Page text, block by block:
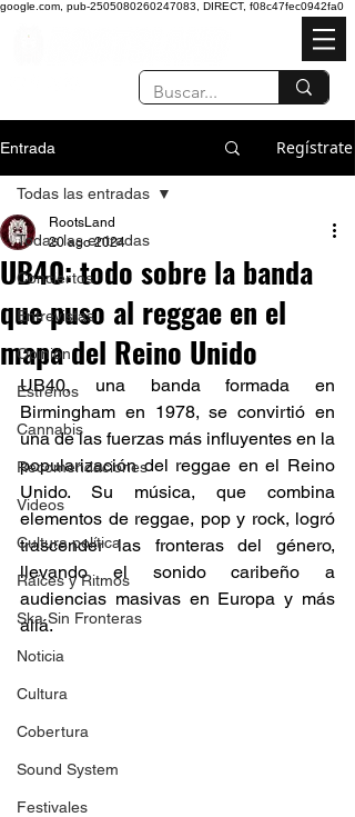
google.com, pub-2505080260247083, DIRECT, f08c47fec0942fa0
Entrada Regístrate
Todas las entradas
Conciertos
Entrevistas
Opinión
Estrenos
Cannabis
Recomendaciones
Videos
Cultura política
Raíces y Ritmos
Ska Sin Fronteras
Noticia
Cultura
Cobertura
Sound System
Festivales
Todas las entradas
UB40: todo sobre la banda
que puso al reggae en el
mapa del Reino Unido
RootsLand
20 ago 2024
UB40, una banda formada en
Birmingham en 1978, se convirtió en
una de las fuerzas más influyentes en la
popularización del reggae en el Reino
Unido. Su música, que combina
elementos de reggae, pop y rock, logró
trascender las fronteras del género,
llevando el sonido caribeño a
audiencias masivas en Europa y más
allá.